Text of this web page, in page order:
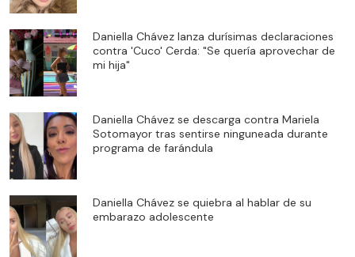
Daniella Chávez lanza durísimas declaraciones
contra 'Cuco' Cerda: "Se quería aprovechar de
mi hija"
Daniella Chávez se descarga contra Mariela
Sotomayor tras sentirse ninguneada durante
programa de farándula
Daniella Chávez se quiebra al hablar de su
embarazo adolescente